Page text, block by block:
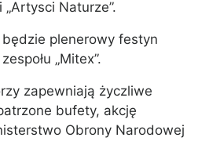
Naturze”.
plenerowy festyn
„Mitex”.
zapewniają życzliwe
bufety, akcję
Obrony Narodowej